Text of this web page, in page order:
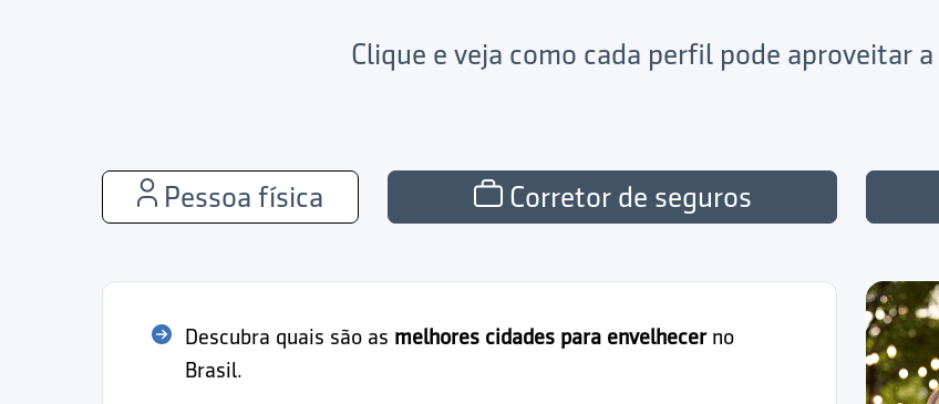
Clique e veja como cada perfil pode aproveitar
Pessoa física Corretor de seguros
Descubra quais são as melhores cidades para envelhecerno
Brasil.